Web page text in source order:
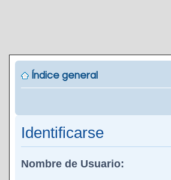
Índice general
Identificarse
Nombre de Usuario: